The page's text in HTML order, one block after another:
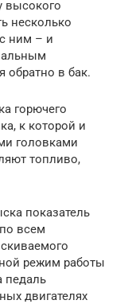
высокого
несколько
ним – и
обратно в бак.
горючего
к которой и
головками
топливо,
показатель
всем
режим работы
педаль
двигателях